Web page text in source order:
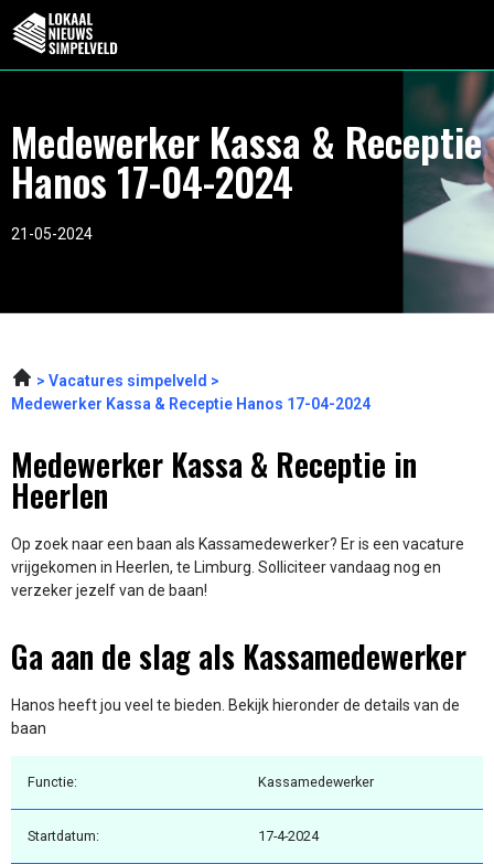
Medewerker Kassa & Receptie
Hanos 17-04-2024
21-05-2024
Vacatures simpelveld
Medewerker Kassa & Receptie Hanos 17-04-2024
Medewerker Kassa & Receptie in
Heerlen
Op zoek naar een baan als Kassamedewerker? Er is een vacature
vrijgekomen in Heerlen, te Limburg. Solliciteer vandaag nog en
verzeker jezelf van de baan!
Ga aan de slag als Kassamedewerker
Hanos heeft jou veel te bieden. Bekijk hieronder de details van de
baan
Functie: Kassamedewerker
Startdatum: 17-4-2024